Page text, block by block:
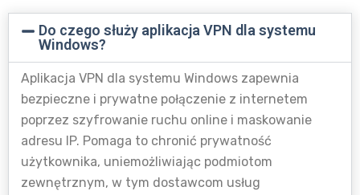
Do czego służy aplikacja VPN dla systemu
Windows?
Aplikacja VPN dla systemu Windows zapewnia
bezpieczne i prywatne połączenie z internetem
poprzez szyfrowanie ruchu online i maskowanie
adresu IP. Pomaga to chronić prywatność
użytkownika, uniemożliwiając podmiotom
zewnętrznym, w tym dostawcom usług